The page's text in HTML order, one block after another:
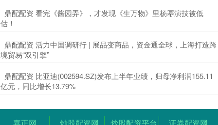
​鼎配配资 看完《酱园弄》，才发现《生万物》里杨幂演技被低
估！
​鼎配配资 活力中国调研行 | 展品变商品，资金通全球，上海打造跨
境贸易“双引擎”
​鼎配配资 比亚迪(002594.SZ)发布上半年业绩，归母净利润155.11
亿元，同比增长13.79%
嘉正网 炒股配资网 炒股配资平台 证券配资网